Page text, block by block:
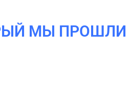
МЫ ПРОШЛИ